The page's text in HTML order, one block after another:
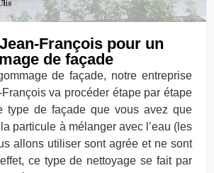
François pour un
de façade
de façade, notre entreprise
va procéder étape par étape
type de façade que vous avez que
particule à mélanger avec l’eau (les
allons utiliser sont agrée et ne sont
ce type de nettoyage se fait par